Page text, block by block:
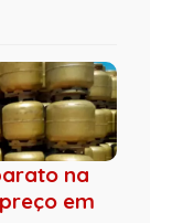
na
em